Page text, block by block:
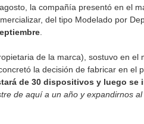
la compañía presentó en el
del tipo Modelado por
de la marca), sostuvo en el
la decisión de fabricar en el
de 30 dispositivos y luego se
de aquí a un año y expandirnos